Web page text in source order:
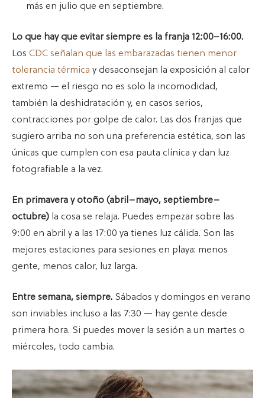
más en julio que en septiembre.
Lo que hay que evitar siempre es la franja 12:00–16:00.
Los CDC señalan que las embarazadas tienen menor
tolerancia térmica y desaconsejan la exposición al calor
extremo — el riesgo no es solo la incomodidad,
también la deshidratación y, en casos serios,
contracciones por golpe de calor. Las dos franjas que
sugiero arriba no son una preferencia estética, son las
únicas que cumplen con esa pauta clínica y dan luz
fotografiable a la vez.
En primavera y otoño (abril–mayo, septiembre–
octubre) la cosa se relaja. Puedes empezar sobre las
9:00 en abril y a las 17:00 ya tienes luz cálida. Son las
mejores estaciones para sesiones en playa: menos
gente, menos calor, luz larga.
Entre semana, siempre. Sábados y domingos en verano
son inviables incluso a las 7:30 — hay gente desde
primera hora. Si puedes mover la sesión a un martes o
miércoles, todo cambia.